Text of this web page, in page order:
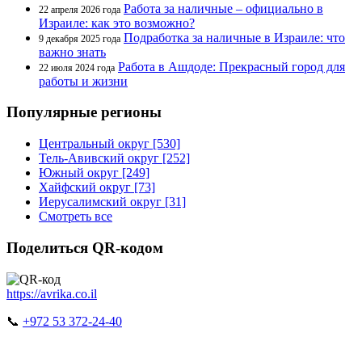
22 апреля 2026 года Работа за наличные – официально в
Израиле: как это возможно?
9 декабря 2025 года Подработка за наличные в Израиле: что
важно знать
22 июля 2024 года Работа в Ашдоде: Прекрасный город для
работы и жизни
Популярные регионы
Центральный округ [530]
Тель-Авивский округ [252]
Южный округ [249]
Хайфский округ [73]
Иерусалимский округ [31]
Смотреть все
Поделиться QR-кодом
https://avrika.co.il
📞 +972 53 372-24-40